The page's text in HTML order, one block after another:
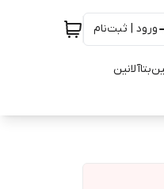
ورود | ثبت‌نام
بتاآلانین